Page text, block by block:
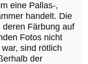
eine Pallas-,
handelt. Die
deren Färbung auf
Fotos nicht
sind rötlich
der